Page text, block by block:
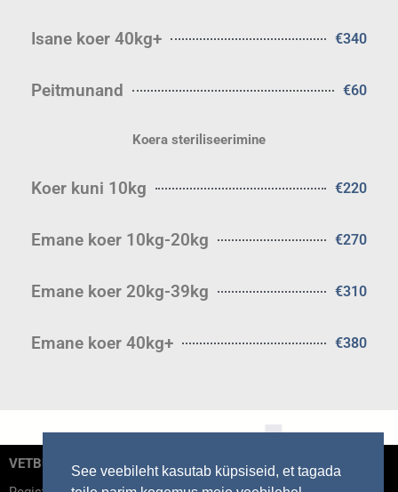
Isane koer 40kg+ €340
Peitmunand €60
Koera steriliseerimine
Koer kuni 10kg €220
Emane koer 10kg-20kg €270
Emane koer 20kg-39kg €310
Emane koer 40kg+ €380
VETBUSS OÜSee veebileht kasutab küpsiseid, et tagada